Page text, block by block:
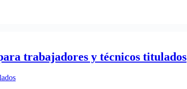
trabajadores y técnicos titulados